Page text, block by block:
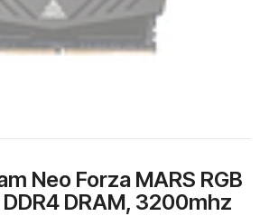
Neo Forza MARS RGB
DDR4 DRAM, 3200mhz